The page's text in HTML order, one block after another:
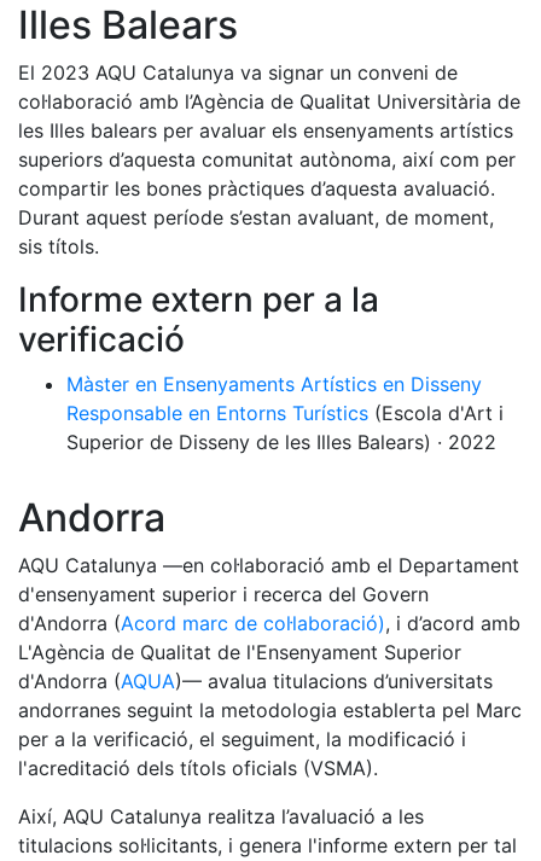
Illes Balears
El 2023 AQU Catalunya va signar un conveni de
col·laboració amb l’Agència de Qualitat Universitària de
les Illes balears per avaluar els ensenyaments artístics
superiors d’aquesta comunitat autònoma, així com per
compartir les bones pràctiques d’aquesta avaluació.
Durant aquest període s’estan avaluant, de moment,
sis títols.
Informe extern per a la
verificació
Màster en Ensenyaments Artístics en Disseny
Responsable en Entorns Turístics (Escola d'Art i
Superior de Disseny de les Illes Balears) · 2022
Andorra
AQU Catalunya —en col·laboració amb el Departament
d'ensenyament superior i recerca del Govern
d'Andorra (Acord marc de col·laboració), i d’acord amb
L'Agència de Qualitat de l'Ensenyament Superior
d'Andorra (AQUA)— avalua titulacions d’universitats
andorranes seguint la metodologia establerta pel Marc
per a la verificació, el seguiment, la modificació i
l'acreditació dels títols oficials (VSMA).
Així, AQU Catalunya realitza l’avaluació a les
titulacions sol·licitants, i genera l'informe extern per tal